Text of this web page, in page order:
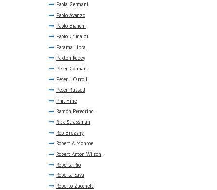
Paola Germani
Paolo Avanzo
Paolo Bianchi
Paolo Crimaldi
Parama Libra
Paxton Robey
Peter Gorman
Peter J. Carroll
Peter Russell
Phil Hine
Ramón Peregrino
Rick Strassman
Rob Brezsny
Robert A. Monroe
Robert Anton Wilson
Roberta Rio
Roberta Sava
Roberto Zucchelli